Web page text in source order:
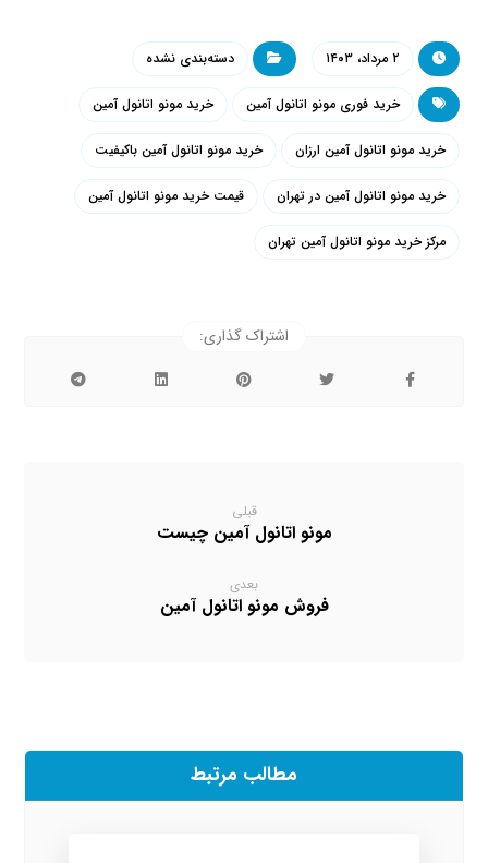
۲ مرداد، ۱۴۰۳ دسته‌بندی نشده
خرید فوری مونو اتانول آمین خرید مونو اتانول آمین
خرید مونو اتانول آمین ارزان خرید مونو اتانول آمین باکیفیت
خرید مونو اتانول آمین در تهران قیمت خرید مونو اتانول آمین
مرکز خرید مونو اتانول آمین تهران
قبلی
مونو اتانول آمین چیست
بعدی
فروش مونو اتانول آمین
مطالب مرتبط